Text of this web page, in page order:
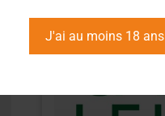
J'ai au moins 18 ans